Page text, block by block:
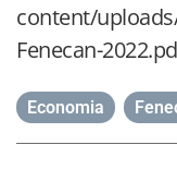
content/
Fenecan-
Economia